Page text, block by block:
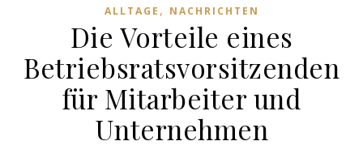
ALLTAGE , NACHRICHTEN
Die Vorteile eines
Betriebsratsvorsitzenden
für Mitarbeiter und
Unternehmen